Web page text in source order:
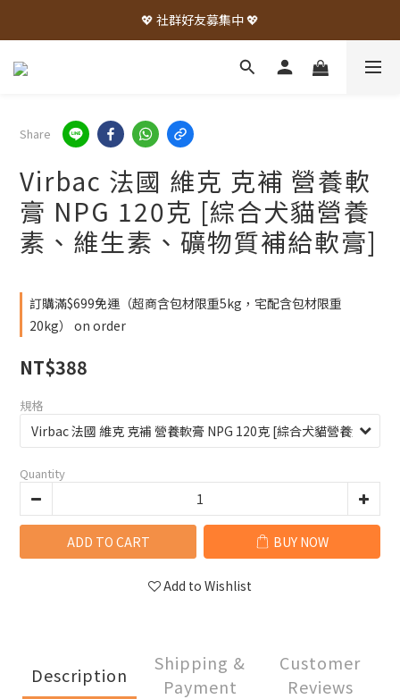
💖 社群好友募集中 💖
Share
Virbac 法國 維克 克補 營養軟
膏 NPG 120克 [綜合犬貓營養
素、維生素、礦物質補給軟膏]
訂購滿$699免運（超商含包材限重5kg，宅配含包材限重
20kg） on order
NT$388
規格
Quantity
ADD TO CART BUY NOW
Add to Wishlist
Description
Shipping &
Payment
Customer
Reviews